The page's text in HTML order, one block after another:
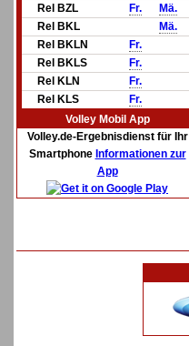
Rel BZL
Fr.
Mä.
Rel BKL
Mä.
Rel BKLN
Fr.
Rel BKLS
Fr.
Rel KLN
Fr.
Rel KLS
Fr.
Volley Mobil App
Volley.de-Ergebnisdienst für Ihr
Smartphone Informationen zur
App